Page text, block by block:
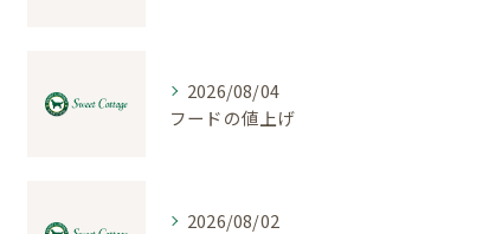
2026/08/04
フードの値上げ
2026/08/02